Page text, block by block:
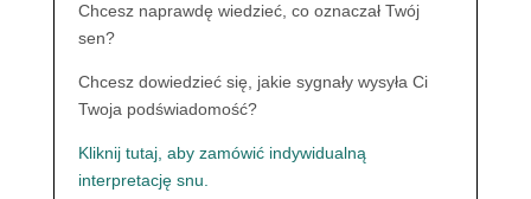
Chcesz naprawdę wiedzieć, co oznaczał Twój
sen?
Chcesz dowiedzieć się, jakie sygnały wysyła Ci
Twoja podświadomość?
Kliknij tutaj, aby zamówić indywidualną
interpretację snu.